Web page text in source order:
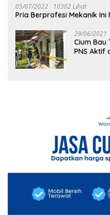
05/07/2022 10302 Lihat
Pria Berprofesi Mekanik Ini
29/06/2021
Cium Bau
PNS Aktif